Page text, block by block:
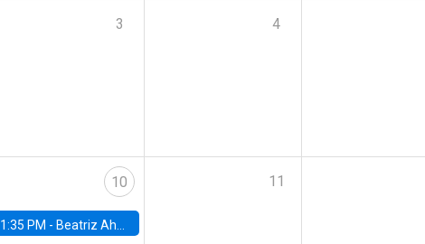
3 4
10
1:35 PM - Beatriz Ahumada, PhD candidate, Universidad de Pittsburgh
11